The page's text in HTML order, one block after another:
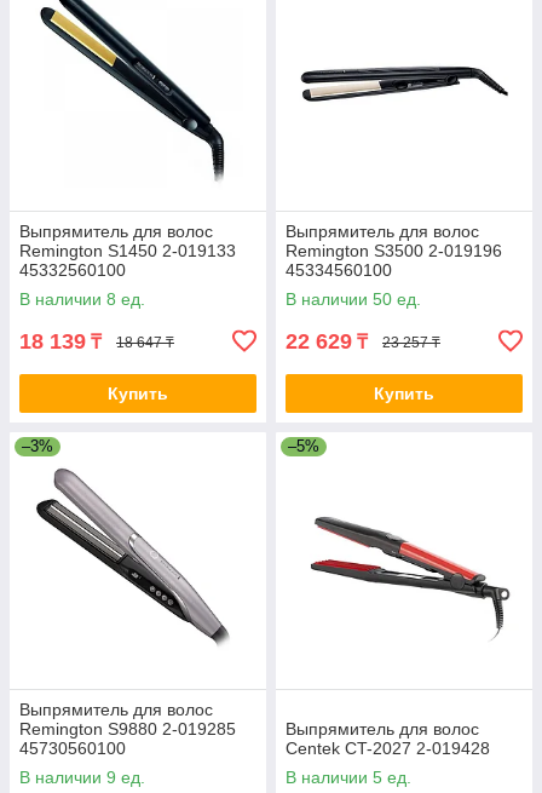
Выпрямитель для волос
Remington S1450 2-019133
45332560100
В наличии 8 ед.
18 139 ₸ 18 647 ₸
Купить
Выпрямитель для волос
Remington S3500 2-019196
45334560100
В наличии 50 ед.
22 629 ₸ 23 257 ₸
Купить
–3%
Выпрямитель для волос
Remington S9880 2-019285
45730560100
В наличии 9 ед.
–5%
Выпрямитель для волос
Centek CT-2027 2-019428
В наличии 5 ед.